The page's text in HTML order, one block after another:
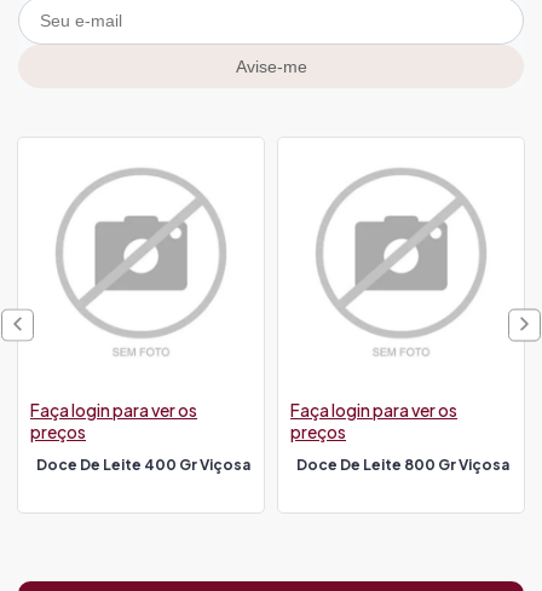
Avise-me
Doce De Leite 400 Gr Viçosa
Faça login para ver os
preços
Doce De Leite 800 Gr Viçosa
Faça login para ver os
preços